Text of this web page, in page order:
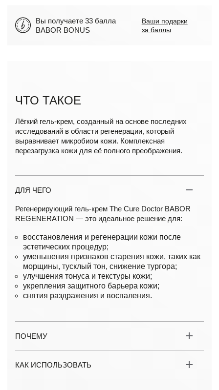
Вы получаете 33 балла
BABOR BONUS
Ваши подарки
за баллы
ЧТО ТАКОЕ
Лёгкий гель-крем, созданный на основе последних
исследований в области регенерации, который
выравнивает микробиом кожи. Комплексная
перезагрузка кожи для её полного преображения.
ДЛЯ ЧЕГО
Регенерирующий гель-крем The Cure Doctor BABOR
REGENERATION — это идеальное решение для:
восстановления и регенерации кожи после
эстетических процедур;
уменьшения признаков старения кожи, таких как
морщины, тусклый тон, снижение тургора;
улучшения тонуса и текстуры кожи;
укрепления защитного барьера кожи;
снятия раздражения и воспаления.
ПОЧЕМУ
КАК ИСПОЛЬЗОВАТЬ